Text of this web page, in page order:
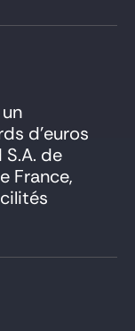
d’euros
de
France,